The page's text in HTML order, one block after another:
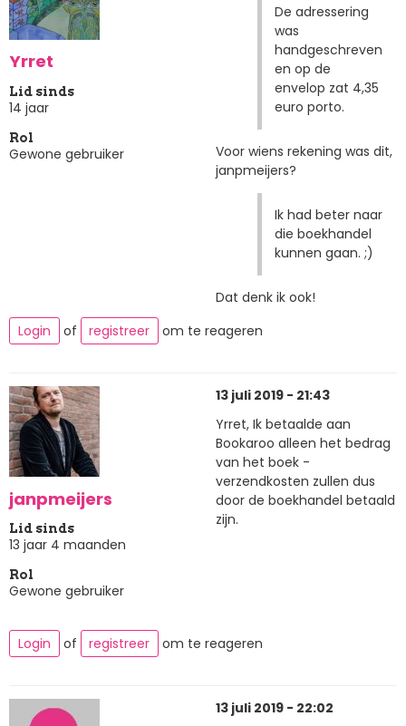
Yrret
Lid sinds
14 jaar
Rol
Gewone gebruiker
De adressering
was
handgeschreven
en op de
envelop zat 4,35
euro porto.
Voor wiens rekening was dit,
janpmeijers?
Ik had beter naar
die boekhandel
kunnen gaan. ;)
Dat denk ik ook!
Login
of registreer om te reageren
janpmeijers
Lid sinds
13 jaar 4 maanden
Rol
Gewone gebruiker
13 juli 2019 - 21:43
Yrret, Ik betaalde aan
Bookaroo alleen het bedrag
van het boek -
verzendkosten zullen dus
door de boekhandel betaald
zijn.
Login of registreer om te reageren
13 juli 2019 - 22:02